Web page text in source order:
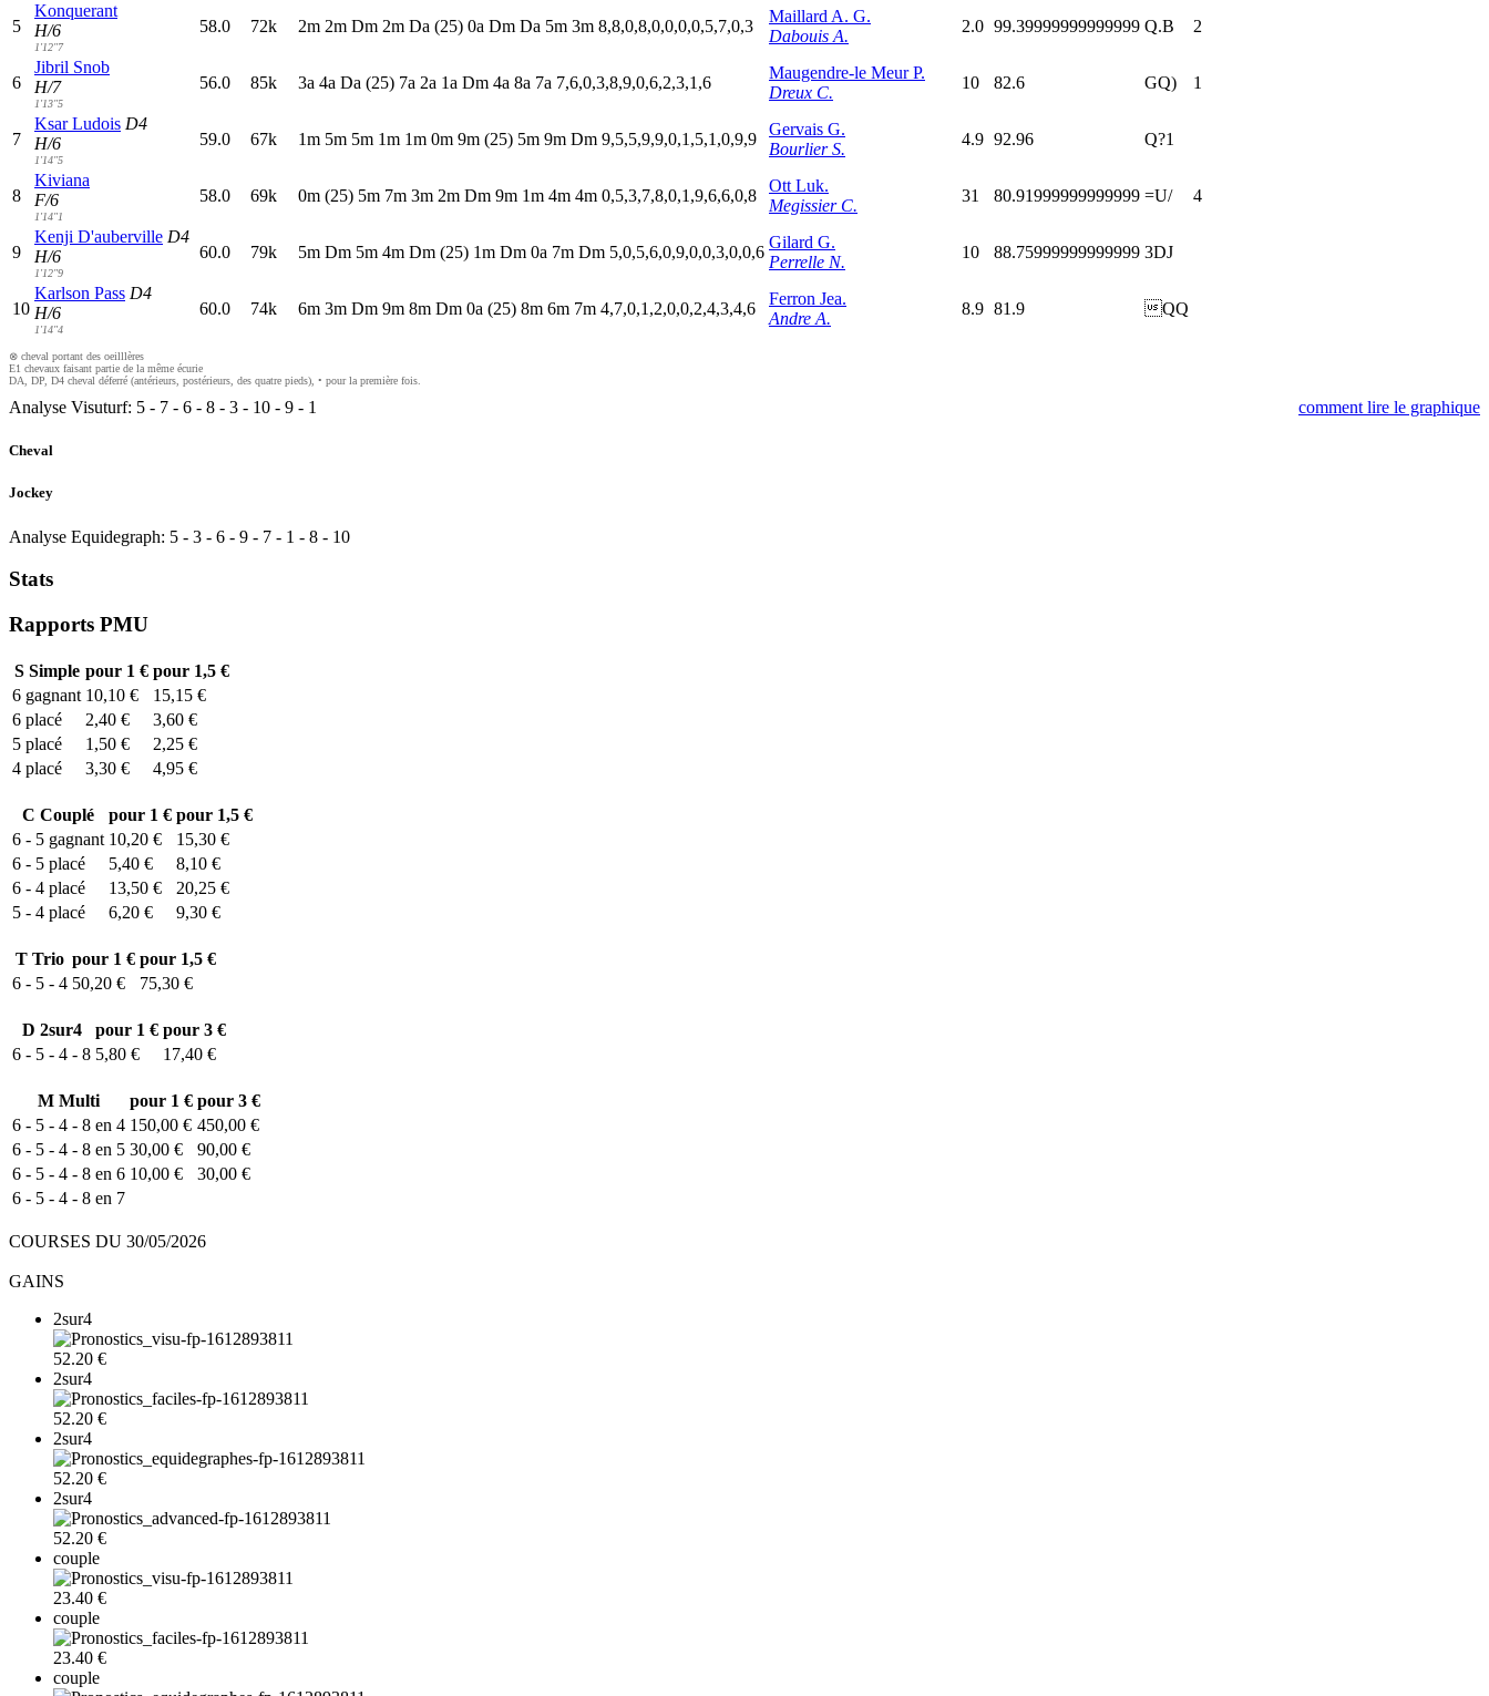
5
Konquerant
H/6
1'12"7
58.0 72k 2m 2m Dm 2m Da (25) 0a Dm Da 5m 3m 8,8,0,8,0,0,0,0,5,7,0,3
Maillard A. G.
Dabouis A.
2.0 99.39999999999999 Q.B 2
6
Jibril Snob
H/7
1'13"5
56.0 85k 3a 4a Da (25) 7a 2a 1a Dm 4a 8a 7a 7,6,0,3,8,9,0,6,2,3,1,6
Maugendre-le Meur P.
Dreux C.
10 82.6 GQ) 1
7
Ksar Ludois D4
H/6
1'14"5
59.0 67k 1m 5m 5m 1m 1m 0m 9m (25) 5m 9m Dm 9,5,5,9,9,0,1,5,1,0,9,9
Gervais G.
Bourlier S.
4.9 92.96 Q?1
8
Kiviana
F/6
1'14"1
58.0 69k 0m (25) 5m 7m 3m 2m Dm 9m 1m 4m 4m 0,5,3,7,8,0,1,9,6,6,0,8
Ott Luk.
Megissier C.
31 80.91999999999999 =U/ 4
9
Kenji D'auberville D4
H/6
1'12"9
60.0 79k 5m Dm 5m 4m Dm (25) 1m Dm 0a 7m Dm 5,0,5,6,0,9,0,0,3,0,0,6
Gilard G.
Perrelle N.
10 88.75999999999999 3DJ
10
Karlson Pass D4
H/6
1'14"4
60.0 74k 6m 3m Dm 9m 8m Dm 0a (25) 8m 6m 7m 4,7,0,1,2,0,0,2,4,3,4,6
Ferron Jea.
Andre A.
8.9 81.9 QQ
⊗ cheval portant des oeilllères
E1 chevaux faisant partie de la même écurie
DA, DP, D4 cheval déferré (antérieurs, postérieurs, des quatre pieds), • pour la première fois.
Analyse Visuturf: 5 - 7 - 6 - 8 - 3 - 10 - 9 - 1 comment lire le graphique
Cheval
Jockey
Analyse Equidegraph: 5 - 3 - 6 - 9 - 7 - 1 - 8 - 10
Stats
Rapports PMU
SSimple pour 1 € pour 1,5 €
6 gagnant 10,10 €
15,15 €
6 placé 2,40 €
3,60 €
5 placé 1,50 €
2,25 €
4 placé 3,30 € 4,95 €
C Couplé pour 1 € pour 1,5 €
6 - 5 gagnant 10,20 €
15,30 €
6 - 5 placé 5,40 €
8,10 €
6 - 4 placé 13,50 €
20,25 €
5 - 4 placé 6,20 € 9,30 €
T Trio pour 1 € pour 1,5 €
6 - 5 - 4 50,20 € 75,30 €
D 2sur4 pour 1 € pour 3 €
6 - 5 - 4 - 8 5,80 € 17,40 €
M Multi pour 1 € pour 3 €
6 - 5 - 4 - 8 en 4 150,00 € 450,00 €
6 - 5 - 4 - 8 en 5 30,00 €
90,00 €
6 - 5 - 4 - 8 en 6 10,00 €
30,00 €
6 - 5 - 4 - 8 en 7
COURSES DU 30/05/2026
GAINS
2sur4
52.20 €
2sur4
52.20 €
2sur4
52.20 €
2sur4
52.20 €
couple
23.40 €
couple
23.40 €
couple